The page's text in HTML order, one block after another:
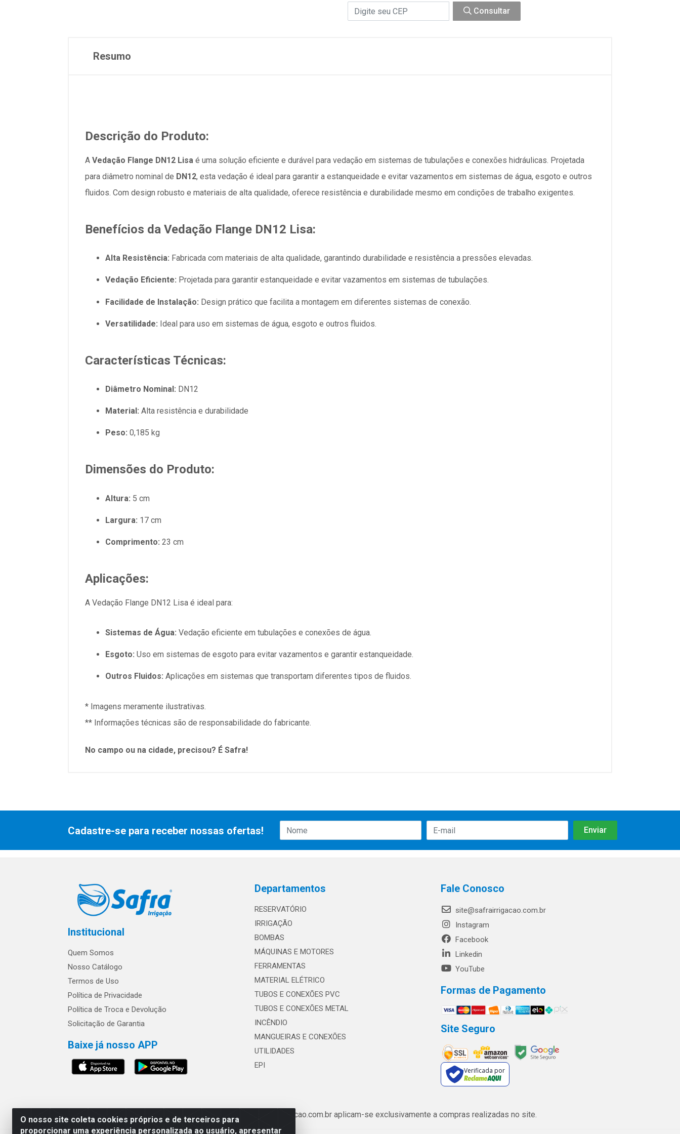
Consultar
Resumo
Descrição do Produto:
A Vedação Flange DN12 Lisa é uma solução eficiente e durável para vedação em sistemas de tubulações e conexões hidráulicas. Projetada
para diâmetro nominal de DN12, esta vedação é ideal para garantir a estanqueidade e evitar vazamentos em sistemas de água, esgoto e outros
fluidos. Com design robusto e materiais de alta qualidade, oferece resistência e durabilidade mesmo em condições de trabalho exigentes.
Benefícios da Vedação Flange DN12 Lisa:
Alta Resistência: Fabricada com materiais de alta qualidade, garantindo durabilidade e resistência a pressões elevadas.
Vedação Eficiente: Projetada para garantir estanqueidade e evitar vazamentos em sistemas de tubulações.
Facilidade de Instalação: Design prático que facilita a montagem em diferentes sistemas de conexão.
Versatilidade: Ideal para uso em sistemas de água, esgoto e outros fluidos.
Características Técnicas:
Diâmetro Nominal: DN12
Material: Alta resistência e durabilidade
Peso: 0,185 kg
Dimensões do Produto:
Altura: 5 cm
Largura: 17 cm
Comprimento: 23 cm
Aplicações:
A Vedação Flange DN12 Lisa é ideal para:
Sistemas de Água: Vedação eficiente em tubulações e conexões de água.
Esgoto: Uso em sistemas de esgoto para evitar vazamentos e garantir estanqueidade.
Outros Fluidos: Aplicações em sistemas que transportam diferentes tipos de fluidos.
* Imagens meramente ilustrativas.
** Informações técnicas são de responsabilidade do fabricante.
No campo ou na cidade, precisou? É Safra!
O nosso site coleta cookies próprios e de terceiros para
proporcionar uma experiência personalizada ao usuário, apresentar
Cadastre-se para receber nossas ofertas!
Institucional
Quem Somos
Nosso Catálogo
Termos de Uso
Política de Privacidade
Política de Troca e Devolução
Solicitação de Garantia
Baixe já nosso APP
Departamentos
RESERVATÓRIO
IRRIGAÇÃO
BOMBAS
MÁQUINAS E MOTORES
FERRAMENTAS
MATERIAL ELÉTRICO
TUBOS E CONEXÕES PVC
TUBOS E CONEXÕES METAL
INCÊNDIO
MANGUEIRAS E CONEXÕES
UTILIDADES
EPI
Fale Conosco
site@safrairrigacao.com.br
Instagram
Facebook
Linkedin
YouTube
Formas de Pagamento
Site Seguro
Verificada por
Os preços e condições de www.safrairrigacao.com.br aplicam-se exclusivamente a compras realizadas no site.